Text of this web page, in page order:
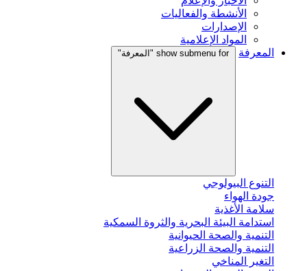
الأنشطة والفعاليات
الإصدارات
المواد الإعلامية
المعرفة
show submenu for "المعرفة"
التنوع البيولوجي
جودة الهواء
سلامة الأغذية
استدامة البيئة البحرية والثروة السمكية
التنمية والصحة الحيوانية
التنمية والصحة الزراعية
التغير المناخي